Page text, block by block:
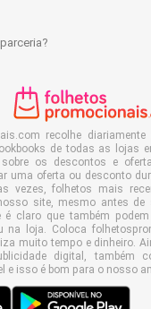
recolhe
de todas as lojas
os descontos e
uma oferta ou desconto
vezes, folhetos mais
site, mesmo antes de
é claro que também
na loja. Coloca
muito tempo e dinheiro.
digital, também
e isso é bom para o nosso